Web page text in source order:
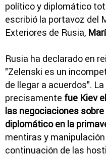
político y diplomático
escribió la portavoz del
Exteriores de Rusia,
Rusia ha declarado en
"Zelenski es un
de llegar a acuerdos".
precisamente fue Kiev
las negociaciones
diplomático en la
mentiras y
continuación de las